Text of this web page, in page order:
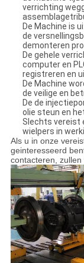
verrichting
De Machine is
de
demonteren
De gehele
computer en
registreren en
De Machine
de veilige en
De de
olie steun en
Slechts vereist
wielpers in
Als u in onze
geinteresseerd
contacteren,